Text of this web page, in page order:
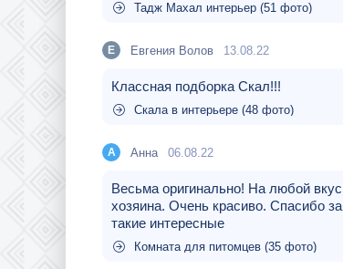
Тадж Махал интерьер (51 фото)
Е Евгения Волов 13.08.22
Классная подборка Скал!!!
Скала в интерьере (48 фото)
A Aнна 06.08.22
Весьма оригинально! На любой вкус
хозяина. Очень красиво. Спасибо за
такие интересные
Комната для питомцев (35 фото)